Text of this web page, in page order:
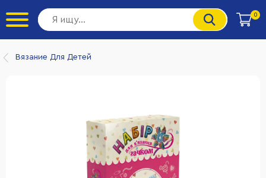
0
Вязание Для Детей